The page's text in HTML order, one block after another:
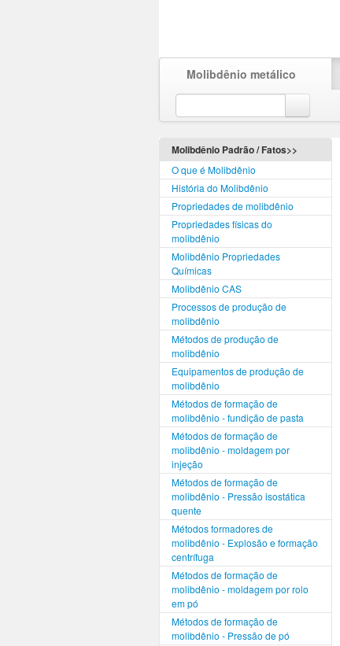
Molibdênio metálico
Molibdênio Padrão / Fatos>>
O que é Molibdênio
História do Molibdênio
Propriedades de molibdênio
Propriedades físicas do
molibdênio
Molibdênio Propriedades
Químicas
Molibdênio CAS
Processos de produção de
molibdênio
Métodos de produção de
molibdênio
Equipamentos de produção de
molibdênio
Métodos de formação de
molibdênio - fundição de pasta
Métodos de formação de
molibdênio - moldagem por
injeção
Métodos de formação de
molibdênio - Pressão isostática
quente
Métodos formadores de
molibdênio - Explosão e formação
centrífuga
Métodos de formação de
molibdênio - moldagem por rolo
em pó
Métodos de formação de
molibdênio - Pressão de pó